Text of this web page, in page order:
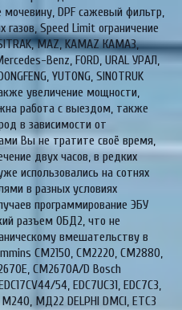
DPF сажевый фильтр,
газов, Speed Limit ограничение
MAZ, KAMAZ КАМАЗ,
Benz, FORD, URAL УРАЛ,
YUTONG, SINOTRUK
увеличение мощности,
работа с выездом, также
в зависимости от
Вы не тратите своё время,
двух часов, в редких
использовались на сотнях
в разных условиях
программирование ЭБУ
разъем ОБД2, что не
вмешательству в
CM2150, CM2220, CM2880,
CM2670A/D Bosch
54, EDC7UC31, EDC7C3,
М240, МД22 DELPHI DMCI, ETC3